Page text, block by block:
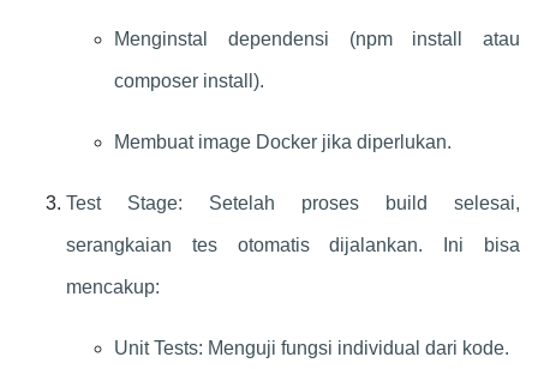
Menginstal dependensi (npm install atau
composer install).
Membuat image Docker jika diperlukan.
Test Stage: Setelah proses build selesai,
serangkaian tes otomatis dijalankan. Ini bisa
mencakup:
Unit Tests: Menguji fungsi individual dari kode.